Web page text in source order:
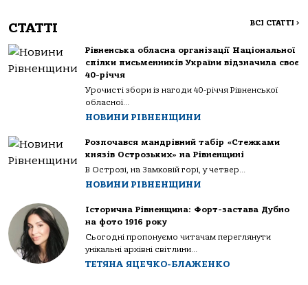
СТАТТІ ВСІ СТАТТІ >
Рівненська обласна організації Національної
спілки письменників України відзначила своє
40-річчя
Урочисті збори із нагоди 40-річчя Рівненської
обласної...
НОВИНИ РІВНЕНЩИНИ
Розпочався мандрівний табір «Стежками
князів Острозьких» на Рівненщині
В Острозі, на Замковій горі, у четвер...
НОВИНИ РІВНЕНЩИНИ
Історична Рівненщина: Форт-застава Дубно
на фото 1916 року
Сьогодні пропонуємо читачам переглянути
унікальні архівні світлини...
ТЕТЯНА ЯЦЕЧКО-БЛАЖЕНКО